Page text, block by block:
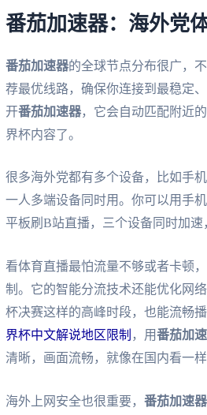
番茄加速器：海外党
番茄加速器的全球节点分布很广，
荐最优线路，确保你连接到最稳定
开番茄加速器，它会自动匹配附近
界杯内容了。
很多海外党都有多个设备，比如手机
一人多端设备同时用。你可以用手
平板刷B站直播，三个设备同时加速
看体育直播最怕流量不够或者卡顿，
制。它的智能分流技术还能优化网
杯决赛这样的高峰时段，也能流畅
界杯中文解说地区限制 ，用番茄加
清晰，画面流畅，就像在国内看一样
海外上网安全也很重要， 番茄加速器